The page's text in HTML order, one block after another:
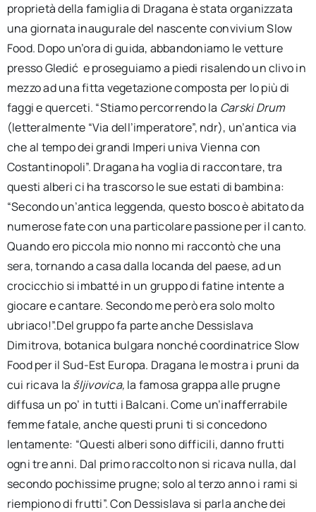
proprietà della famiglia di Dragana è stata organizzata
una giornata inaugurale del nascente convivium Slow
Food. Dopo un’ora di guida, abbandoniamo le vetture
presso Gledić e proseguiamo a piedi risalendo un clivo in
mezzo ad una fitta vegetazione composta per lo più di
faggi e querceti. “Stiamo percorrendo la Carski Drum
(letteralmente “Via dell’imperatore”, ndr), un’antica via
che al tempo dei grandi Imperi univa Vienna con
Costantinopoli”. Dragana ha voglia di raccontare, tra
questi alberi ci ha trascorso le sue estati di bambina:
“Secondo un’antica leggenda, questo bosco è abitato da
numerose fate con una particolare passione per il canto.
Quando ero piccola mio nonno mi raccontò che una
sera, tornando a casa dalla locanda del paese, ad un
crocicchio si imbatté in un gruppo di fatine intente a
giocare e cantare. Secondo me però era solo molto
ubriaco!”.Del gruppo fa parte anche Dessislava
Dimitrova, botanica bulgara nonché coordinatrice Slow
Food per il Sud-Est Europa. Dragana le mostra i pruni da
cui ricava la šljivovica, la famosa grappa alle prugne
diffusa un po’ in tutti i Balcani. Come un’inafferrabile
femme fatale, anche questi pruni ti si concedono
lentamente: “Questi alberi sono difficili, danno frutti
ogni tre anni. Dal primo raccolto non si ricava nulla, dal
secondo pochissime prugne; solo al terzo anno i rami si
riempiono di frutti”. Con Dessislava si parla anche dei